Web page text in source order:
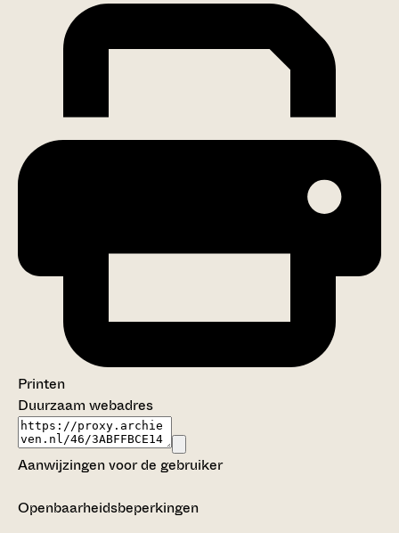
Printen
Duurzaam webadres
Aanwijzingen voor de gebruiker
Openbaarheidsbeperkingen